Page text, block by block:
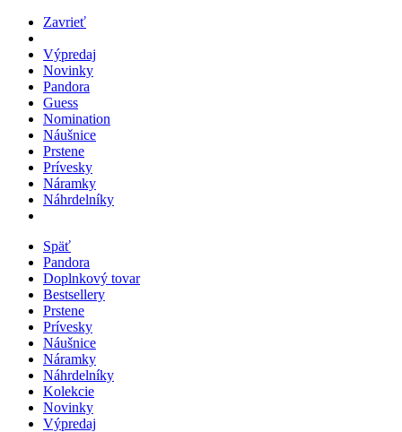
Zavrieť
Výpredaj
Novinky
Pandora
Guess
Nomination
Náušnice
Prstene
Prívesky
Náramky
Náhrdelníky
Späť
Pandora
Doplnkový tovar
Bestsellery
Prstene
Prívesky
Náušnice
Náramky
Náhrdelníky
Kolekcie
Novinky
Výpredaj